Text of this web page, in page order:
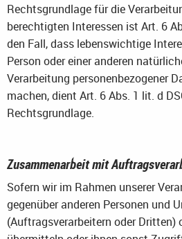
Rechtsgrundlage für die
berechtigten Interessen ist Art. 6
den Fall, dass lebenswichtige
Person oder einer anderen
Verarbeitung personenbezogener
machen, dient Art. 6 Abs. 1 lit. d
Rechtsgrundlage.
Zusammenarbeit mit
Sofern wir im Rahmen unserer
gegenüber anderen Personen und
(Auftragsverarbeitern oder Dritten)